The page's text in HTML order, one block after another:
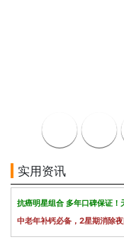
实用资讯
抗癌明星组合 多年口碑保证
中老年补钙必备，2星期消除